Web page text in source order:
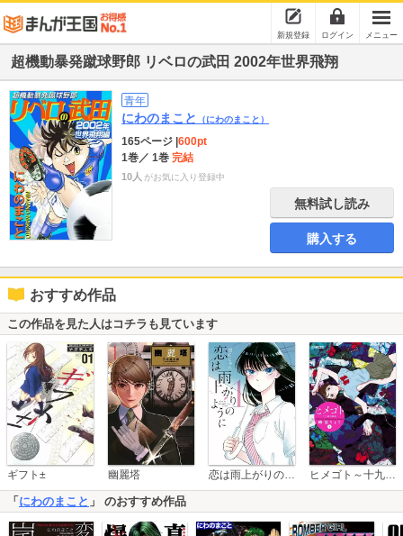
新規登録 ログイン メニュー
超機動暴発蹴球野郎 リベロの武田 2002年世界飛翔
青年
にわのまこと （にわのまこと）
165ページ 600pt
1巻／ 1巻 完結
10人 がお気に入り登録中
無料試し読み
購入する
おすすめ作品
この作品を見た人はコチラも見ています
ギフト± 幽麗塔 恋は雨上がりのように ヒメゴト～十九歳の制服～
「 にわのまこと 」 のおすすめ作品